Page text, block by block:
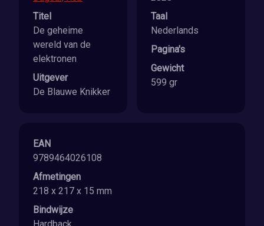
Titel
De geheime
wereld van de
elektronen
Uitgever
De Blauwe Knikker
Taal
Nederlands
Pagina's
Gewicht
599 gr
EAN
9789464026108
Afmetingen
218 x 217 x 15 mm
Bindwijze